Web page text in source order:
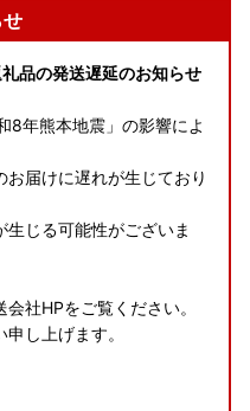
品の発送遅延のお知らせ
8年熊本地震」の影響によ
届けに遅れが生じており
じる可能性がございま
社HPをご覧ください。
し上げます。